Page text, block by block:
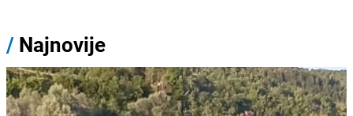
/ Najnovije